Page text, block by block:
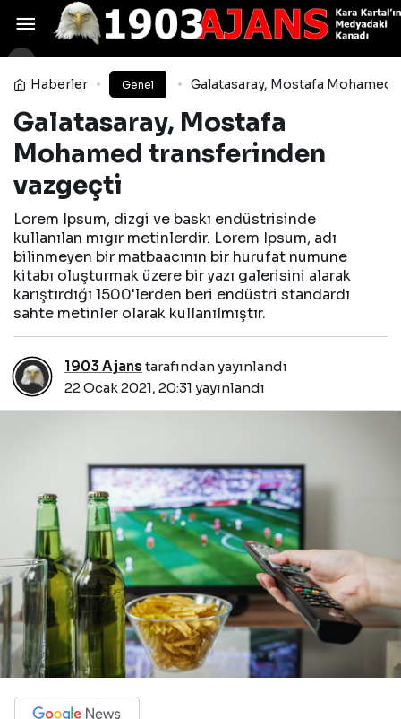
Haberler Genel Galatasaray, Mostafa Mohamed
Galatasaray, Mostafa
Mohamed transferinden
vazgeçti
Lorem Ipsum, dizgi ve baskı endüstrisinde
kullanılan mıgır metinlerdir. Lorem Ipsum, adı
bilinmeyen bir matbaacının bir hurufat numune
kitabı oluşturmak üzere bir yazı galerisini alarak
karıştırdığı 1500'lerden beri endüstri standardı
sahte metinler olarak kullanılmıştır.
1903 Ajans tarafından yayınlandı
22 Ocak 2021, 20:31 yayınlandı
Fenerbahçe taraftarı
sabırsız! Özil için buluşmaya az kaldı
Yorum Yap